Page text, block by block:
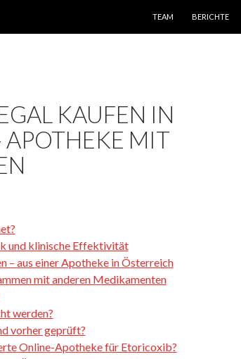
TEAM
BERICHTE
KAUFEN IN
APOTHEKE MIT
und klinische Effektivität
– aus einer Apotheke in Österreich
mit anderen Medikamenten
werden?
vorher geprüft?
Online-Apotheke für Etoricoxib?